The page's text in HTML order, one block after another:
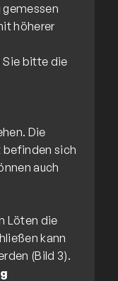
höherer
Sie bitte die
Die
befinden sich
auch
Löten die
kann